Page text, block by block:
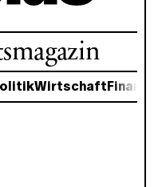
Wirtschaft